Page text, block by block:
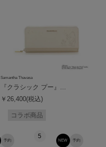
Samantha Thavasa
『クラシック プー』...
￥26,400(税込)
コラボ商品
予約
5
予約
NEW